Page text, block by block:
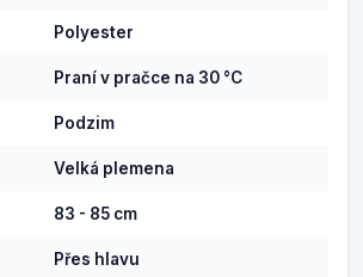
Polyester
Praní v pračce na 30 °C
Podzim
Velká plemena
83 - 85 cm
Přes hlavu